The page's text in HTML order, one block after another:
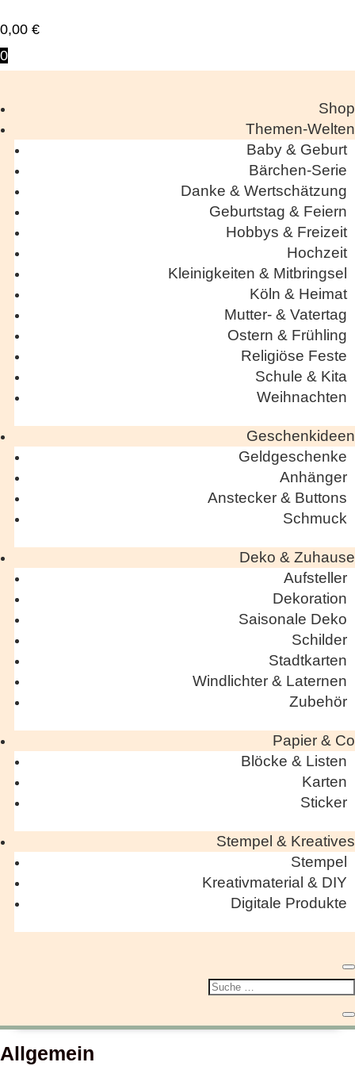
0,00 €
0
Shop
Themen-Welten
Baby & Geburt
Bärchen-Serie
Danke & Wertschätzung
Geburtstag & Feiern
Hobbys & Freizeit
Hochzeit
Kleinigkeiten & Mitbringsel
Köln & Heimat
Mutter- & Vatertag
Ostern & Frühling
Religiöse Feste
Schule & Kita
Weihnachten
Geschenkideen
Geldgeschenke
Anhänger
Anstecker & Buttons
Schmuck
Deko & Zuhause
Aufsteller
Dekoration
Saisonale Deko
Schilder
Stadtkarten
Windlichter & Laternen
Zubehör
Papier & Co
Blöcke & Listen
Karten
Sticker
Stempel & Kreatives
Stempel
Kreativmaterial & DIY
Digitale Produkte
Allgemein